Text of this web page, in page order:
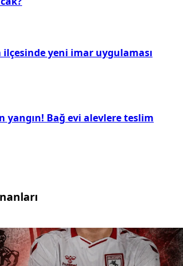
yeni imar uygulaması
yangın! Bağ evi alevlere teslim